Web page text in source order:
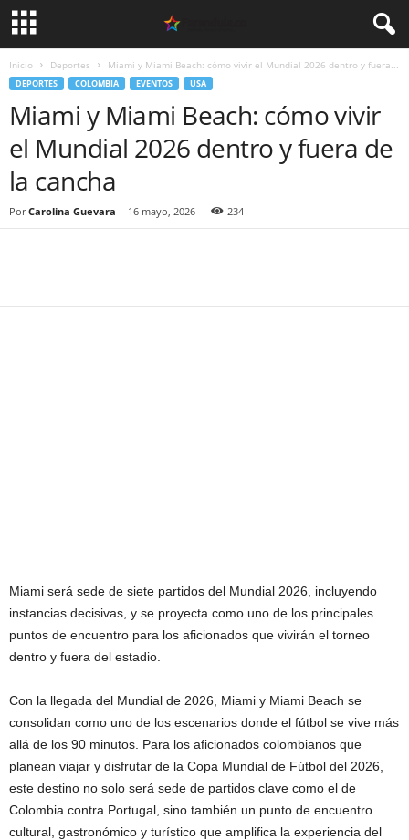
Inicio Deportes Miami y Miami Beach: cómo vivir el Mundial 2026 dentro y fuera...
DEPORTES COLOMBIA EVENTOS USA
Miami y Miami Beach: cómo vivir
el Mundial 2026 dentro y fuera de
la cancha
Por Carolina Guevara - 16 mayo, 2026 234
Miami será sede de siete partidos del Mundial 2026, incluyendo
instancias decisivas, y se proyecta como uno de los principales
puntos de encuentro para los aficionados que vivirán el torneo
dentro y fuera del estadio.
Con la llegada del Mundial de 2026, Miami y Miami Beach se
consolidan como uno de los escenarios donde el fútbol se vive más
allá de los 90 minutos. Para los aficionados colombianos que
planean viajar y disfrutar de la Copa Mundial de Fútbol del 2026,
este destino no solo será sede de partidos clave como el de
Colombia contra Portugal, sino también un punto de encuentro
cultural, gastronómico y turístico que amplifica la experiencia del